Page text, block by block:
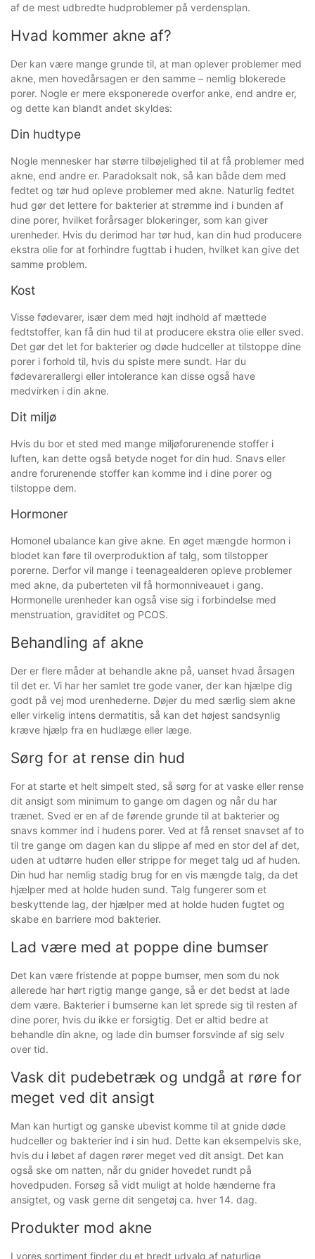
af de mest udbredte hudproblemer på verdensplan.
Hvad kommer akne af?
Der kan være mange grunde til, at man oplever problemer med
akne, men hovedårsagen er den samme – nemlig blokerede
porer. Nogle er mere eksponerede overfor anke, end andre er,
og dette kan blandt andet skyldes:
Din hudtype
Nogle mennesker har større tilbøjelighed til at få problemer med
akne, end andre er. Paradoksalt nok, så kan både dem med
fedtet og tør hud opleve problemer med akne. Naturlig fedtet
hud gør det lettere for bakterier at strømme ind i bunden af ​​
dine porer, hvilket forårsager blokeringer, som kan giver
urenheder. Hvis du derimod har tør hud, kan din hud producere
ekstra olie for at forhindre fugttab i huden, hvilket kan give det
samme problem.
Kost
Visse fødevarer, især dem med højt indhold af mættede
fedtstoffer, kan få din hud til at producere ekstra olie eller sved.
Det gør det let for bakterier og døde hudceller at tilstoppe dine
porer i forhold til, hvis du spiste mere sundt. Har du
fødevarerallergi eller intolerance kan disse også have
medvirken i din akne.
Dit miljø
Hvis du bor et sted med mange miljøforurenende stoffer i
luften, kan dette også betyde noget for din hud. Snavs eller
andre forurenende stoffer kan komme ind i dine porer og
tilstoppe dem.
Hormoner
Homonel ubalance kan give akne. En øget mængde hormon i
blodet kan føre til overproduktion af talg, som tilstopper
porerne. Derfor vil mange i teenagealderen opleve problemer
med akne, da puberteten vil få hormonniveauet i gang.
Hormonelle urenheder kan også vise sig i forbindelse med
menstruation, graviditet og PCOS.
Behandling af akne
Der er flere måder at behandle akne på, uanset hvad årsagen
til det er. Vi har her samlet tre gode vaner, der kan hjælpe dig
godt på vej mod urenhederne. Døjer du med særlig slem akne
eller virkelig intens dermatitis, så kan det højest sandsynlig
kræve hjælp fra en hudlæge eller læge.
Sørg for at rense din hud
For at starte et helt simpelt sted, så sørg for at vaske eller rense
dit ansigt som minimum to gange om dagen og når du har
trænet. Sved er en af de førende grunde til at bakterier og
snavs kommer ind i hudens porer. Ved at få renset snavset af to
til tre gange om dagen kan du slippe af med en stor del af det,
uden at udtørre huden eller strippe for meget talg ud af huden.
Din hud har nemlig stadig brug for en vis mængde talg, da det
hjælper med at holde huden sund. Talg fungerer som et
beskyttende lag, der hjælper med at holde huden fugtet og
skabe en barriere mod bakterier.
Lad være med at poppe dine bumser
Det kan være fristende at poppe bumser, men som du nok
allerede har hørt rigtig mange gange, så er det bedst at lade
dem være. Bakterier i bumserne kan let sprede sig til resten af ​​
dine porer, hvis du ikke er forsigtig. Det er altid bedre at
behandle din akne, og lade din bumser forsvinde af sig selv
over tid.
Vask dit pudebetræk og undgå at røre for
meget ved dit ansigt
Man kan hurtigt og ganske ubevist komme til at gnide døde
hudceller og bakterier ind i sin hud. Dette kan eksempelvis ske,
hvis du i løbet af dagen rører meget ved dit ansigt. Det kan
også ske om natten, når du gnider hovedet rundt på
hovedpuden. Forsøg så vidt muligt at holde hænderne fra
ansigtet, og vask gerne dit sengetøj ca. hver 14. dag.
Produkter mod akne
I vores sortiment finder du et bredt udvalg af naturlige